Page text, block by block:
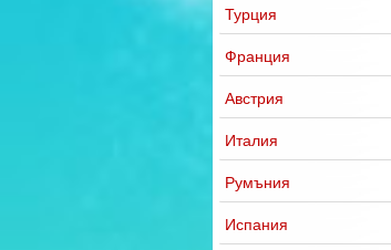
Турция
Франция
Австрия
Италия
Румъния
Испания